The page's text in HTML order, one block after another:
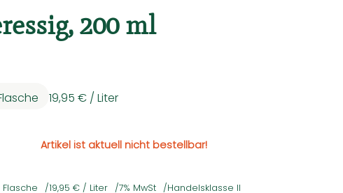
200 ml
19,95 € / Liter
hinzufügen
Artikel ist aktuell nicht bestellbar!
Flasche 19,95 € / Liter 7% MwSt Handelsklasse II